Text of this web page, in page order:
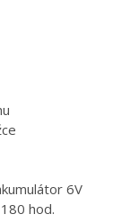
6V
hod.